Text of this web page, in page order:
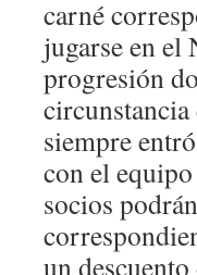
carné
jugarse en el
progresión
circunstancia
siempre
con el
socios
un